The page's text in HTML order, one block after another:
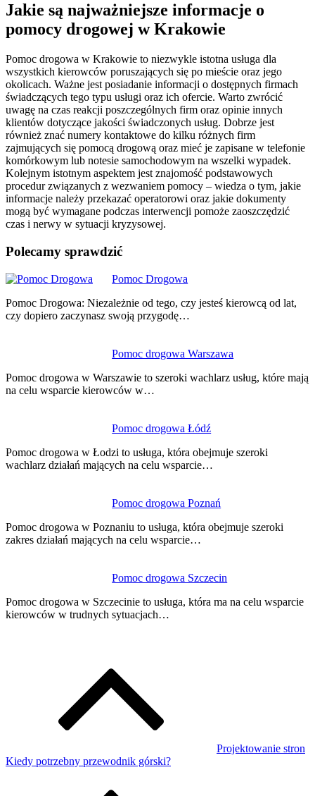
Jakie są najważniejsze informacje o
pomocy drogowej w Krakowie
Pomoc drogowa w Krakowie to niezwykle istotna usługa dla
wszystkich kierowców poruszających się po mieście oraz jego
okolicach. Ważne jest posiadanie informacji o dostępnych firmach
świadczących tego typu usługi oraz ich ofercie. Warto zwrócić
uwagę na czas reakcji poszczególnych firm oraz opinie innych
klientów dotyczące jakości świadczonych usług. Dobrze jest
również znać numery kontaktowe do kilku różnych firm
zajmujących się pomocą drogową oraz mieć je zapisane w telefonie
komórkowym lub notesie samochodowym na wszelki wypadek.
Kolejnym istotnym aspektem jest znajomość podstawowych
procedur związanych z wezwaniem pomocy – wiedza o tym, jakie
informacje należy przekazać operatorowi oraz jakie dokumenty
mogą być wymagane podczas interwencji pomoże zaoszczędzić
czas i nerwy w sytuacji kryzysowej.
Polecamy sprawdzić
Pomoc Drogowa
Pomoc Drogowa: Niezależnie od tego, czy jesteś kierowcą od lat,
czy dopiero zaczynasz swoją przygodę…
Pomoc drogowa Warszawa
Pomoc drogowa w Warszawie to szeroki wachlarz usług, które mają
na celu wsparcie kierowców w…
Pomoc drogowa Łódź
Pomoc drogowa w Łodzi to usługa, która obejmuje szeroki
wachlarz działań mających na celu wsparcie…
Pomoc drogowa Poznań
Pomoc drogowa w Poznaniu to usługa, która obejmuje szeroki
zakres działań mających na celu wsparcie…
Pomoc drogowa Szczecin
Pomoc drogowa w Szczecinie to usługa, która ma na celu wsparcie
kierowców w trudnych sytuacjach…
Nawigacja
wpisu
Projektowanie stron
Kiedy potrzebny przewodnik górski?